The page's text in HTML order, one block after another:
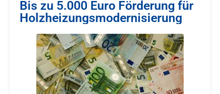
Bis zu 5.000 Euro Förderung für
Holzheizungsmodernisierung